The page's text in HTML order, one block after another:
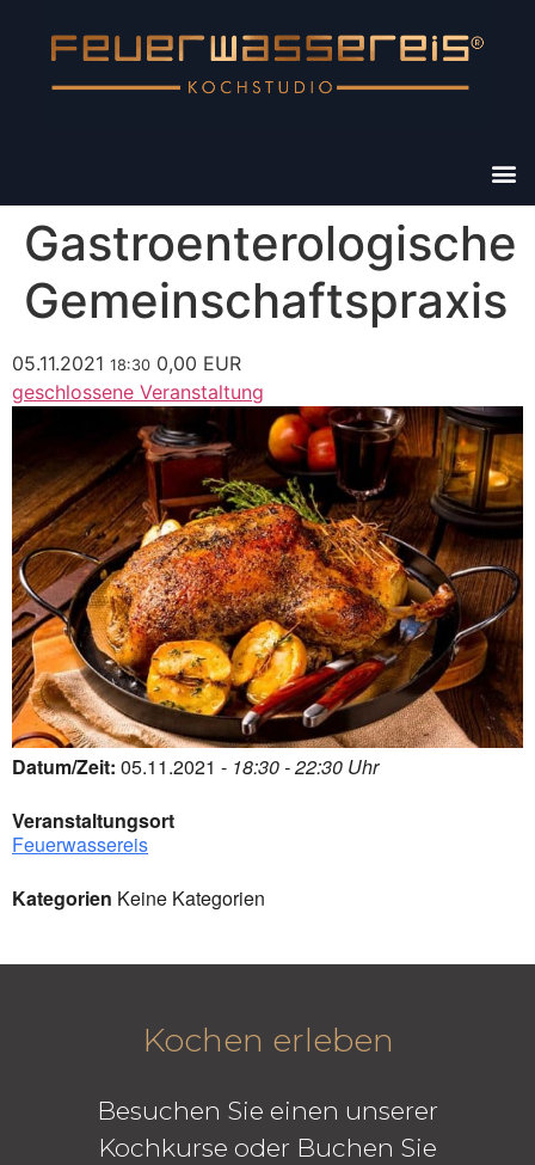
Gastroenterologische
Gemeinschaftspraxis
05.11.2021 18:30 0,00 EUR
geschlossene Veranstaltung
Datum/Zeit: 05.11.2021 - 18:30 - 22:30 Uhr
Veranstaltungsort
Feuerwassereis
Kategorien Keine Kategorien
Kochen erleben
Besuchen Sie einen unserer
Kochkurse oder Buchen Sie